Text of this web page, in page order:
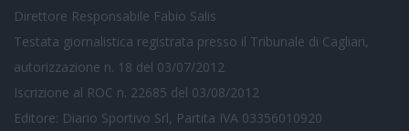
Direttore Responsabile Fabio Salis
Testata giornalistica registrata presso il Tribunale di Cagliari,
autorizzazione n. 18 del 03/07/2012
Iscrizione al ROC n. 22685 del 03/08/2012
Editore: Diario Sportivo Srl, Partita IVA 03356010920